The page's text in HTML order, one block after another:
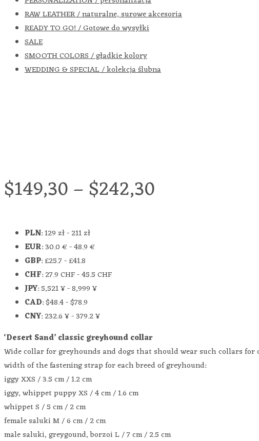
RAW LEATHER / naturalne, surowe akcesoria
READY TO GO! / Gotowe do wysyłki
SALE
SMOOTH COLORS / gładkie kolory
WEDDING & SPECIAL / kolekcja ślubna
$149,30–$242,30
PLN:129 zł-211 zł
EUR:30.0 €-48.9 €
GBP:£25.7-£41.8
CHF:27.9 CHF-45.5 CHF
JPY:5,521 ¥-8,999 ¥
CAD:$48.4-$78.9
CNY:232.6 ¥-379.2 ¥
‘Desert Sand’ classic greyhound collar
Wide collar for greyhounds and dogs that should wear such collars
width of the fastening strap for each breed of greyhound:
iggy XXS / 3.5 cm / 1.2 cm
iggy, whippet puppy XS / 4 cm / 1.6 cm
whippet S / 5 cm / 2 cm
female saluki M / 6 cm / 2 cm
male saluki, greygound, borzoi L / 7 cm / 2.5 cm